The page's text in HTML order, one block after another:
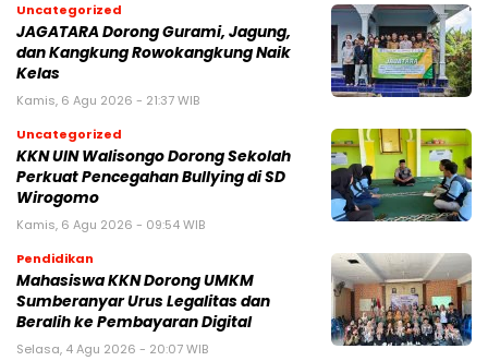
Uncategorized
JAGATARA Dorong Gurami, Jagung,
dan Kangkung Rowokangkung Naik
Kelas
Kamis, 6 Agu 2026 - 21:37 WIB
Uncategorized
KKN UIN Walisongo Dorong Sekolah
Perkuat Pencegahan Bullying di SD
Wirogomo
Kamis, 6 Agu 2026 - 09:54 WIB
Pendidikan
Mahasiswa KKN Dorong UMKM
Sumberanyar Urus Legalitas dan
Beralih ke Pembayaran Digital
Selasa, 4 Agu 2026 - 20:07 WIB